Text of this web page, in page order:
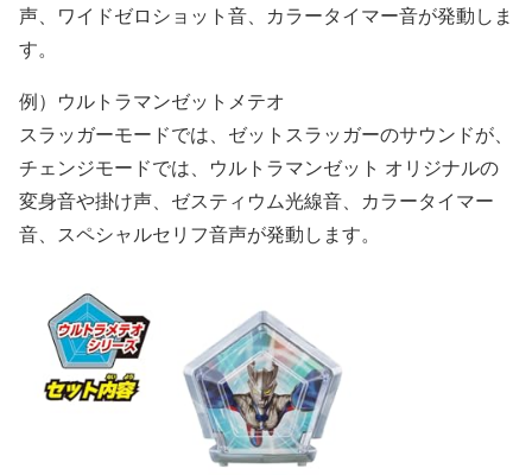
声、ワイドゼロショット音、カラータイマー音が発動しま
す。
例）ウルトラマンゼットメテオ
スラッガーモードでは、ゼットスラッガーのサウンドが、
チェンジモードでは、ウルトラマンゼット オリジナルの
変身音や掛け声、ゼスティウム光線音、カラータイマー
音、スペシャルセリフ音声が発動します。